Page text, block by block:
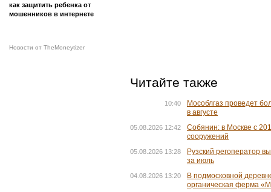
как защитить ребенка от
мошенников в интернете
Новости от TheMoneytizer
Читайте также
10:40
Мособлгаз проведет
в августе
05.08.2026 12:42
Собянин: в Москве с
сооружений
05.08.2026 13:28
Рузский регоператор
за июль
04.08.2026 13:20
В подмосковной
органическая ферма